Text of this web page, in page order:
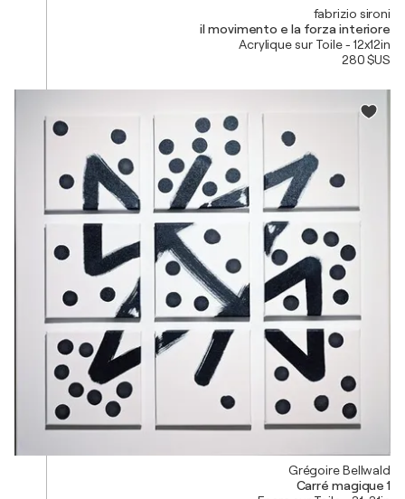
fabrizio sironi
il movimento e la forza interiore
Acrylique sur Toile - 12x12in
280 $US
Grégoire Bellwald
Carré magique 1